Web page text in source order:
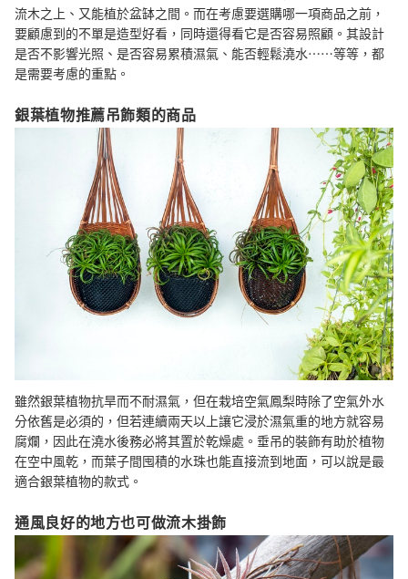
流木之上、又能植於盆缽之間。而在考慮要選購哪一項商品之前，
要顧慮到的不單是造型好看，同時還得看它是否容易照顧。其設計
是否不影響光照、是否容易累積濕氣、能否輕鬆澆水⋯⋯等等，都
是需要考慮的重點。
銀葉植物推薦吊飾類的商品
雖然銀葉植物抗旱而不耐濕氣，但在栽培空氣鳳梨時除了空氣外水
分依舊是必須的，但若連續兩天以上讓它浸於濕氣重的地方就容易
腐爛，因此在澆水後務必將其置於乾燥處。垂吊的裝飾有助於植物
在空中風乾，而葉子間囤積的水珠也能直接流到地面，可以說是最
適合銀葉植物的款式。
通風良好的地方也可做流木掛飾